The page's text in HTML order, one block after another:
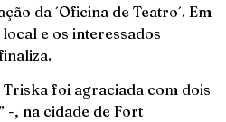
da ´Oficina de Teatro´. Em
e os interessados
foi agraciada com dois
-, na cidade de Fort